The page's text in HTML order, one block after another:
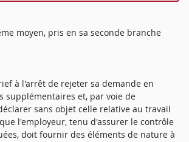
moyen, pris en sa seconde branche
à l'arrêt de rejeter sa demande en
supplémentaires et, par voie de
sans objet celle relative au travail
l'employeur, tenu d'assurer le contrôle
doit fournir des éléments de nature à